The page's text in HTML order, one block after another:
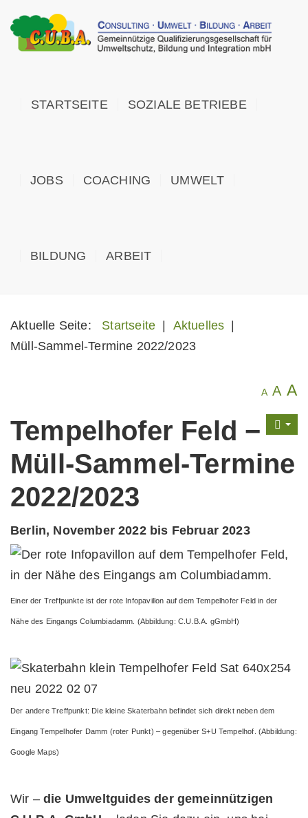
STARTSEITE SOZIALE BETRIEBE
JOBS COACHING UMWELT
BILDUNG ARBEIT
Aktuelle Seite: Startseite Aktuelles
Müll-Sammel-Termine 2022/2023
A A A
Tempelhofer Feld −
Müll-Sammel-Termine
2022/2023
Berlin, November 2022 bis Februar 2023
Einer der Treffpunkte ist der rote Infopavillon auf dem Tempelhofer Feld in der
Nähe des Eingangs Columbiadamm. (Abbildung: C.U.B.A. gGmbH)
Der andere Treffpunkt: Die kleine Skaterbahn befindet sich direkt neben dem
Eingang Tempelhofer Damm (roter Punkt) – gegenüber S+U Tempelhof. (Abbildung:
Google Maps)
Wir –die Umweltguides der gemeinnützigen